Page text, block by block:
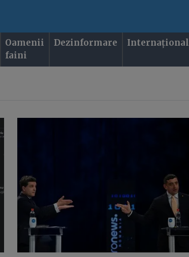
Oamenii
faini
Dezinformare Internațional